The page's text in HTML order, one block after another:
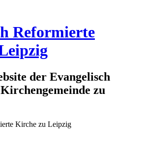
Reformierte
der Evangelisch
zu